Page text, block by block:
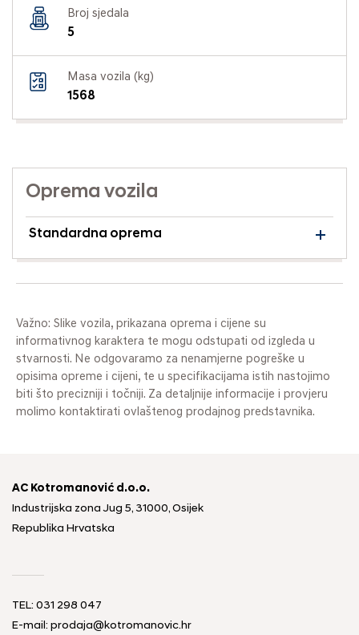
Broj sjedala
5
Masa vozila (kg)
1568
Oprema vozila
Standardna oprema
Važno: Slike vozila, prikazana oprema i cijene su
informativnog karaktera te mogu odstupati od izgleda u
stvarnosti. Ne odgovaramo za nenamjerne pogreške u
opisima opreme i cijeni, te u specifikacijama istih nastojimo
biti što precizniji i točniji. Za detaljnije informacije i provjeru
molimo kontaktirati ovlaštenog prodajnog predstavnika.
AC Kotromanović d.o.o.
Industrijska zona Jug 5, 31000, Osijek
Republika Hrvatska
TEL: 031 298 047
E-mail: prodaja@kotromanovic.hr